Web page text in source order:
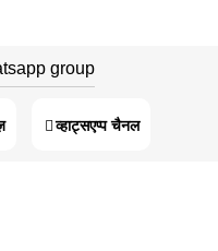
group
व्हाट्सएप्प चैनल